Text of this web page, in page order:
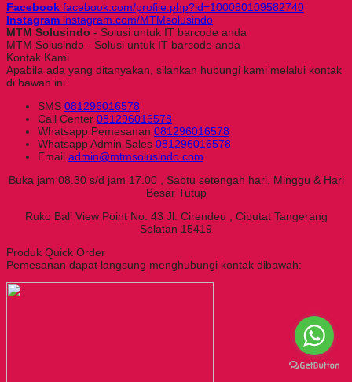
Facebook facebook.com/profile.php?id=100080109582740
Instagram instagram.com/MTMsolusindo
MTM Solusindo - Solusi untuk IT barcode anda
MTM Solusindo - Solusi untuk IT barcode anda
Kontak Kami
Apabila ada yang ditanyakan, silahkan hubungi kami melalui kontak
di bawah ini.
SMS 081296016578
Call Center 081296016578
Whatsapp Pemesanan 081296016578
WhatsappAdmin Sales 081296016578
Email admin@mtmsolusindo.com
Buka jam 08.30 s/d jam 17.00 , Sabtu setengah hari, Minggu & Hari
Besar Tutup
Ruko Bali View Point No. 43 Jl. Cirendeu , Ciputat Tangerang
Selatan 15419
Produk Quick Order
Pemesanan dapat langsung menghubungi kontak dibawah: